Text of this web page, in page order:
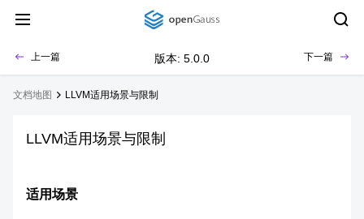
上一篇 版本: 5.0.0 下一篇
文档地图 LLVM适用场景与限制
LLVM适用场景与限制
适用场景